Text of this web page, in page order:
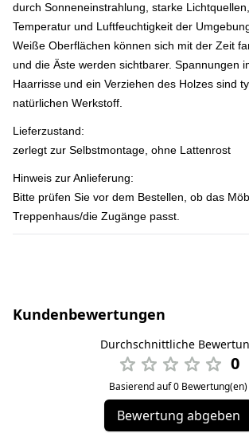
durch Sonneneinstrahlung, starke
Temperatur und Luftfeuchtigkeit der
Weiße Oberflächen können sich mit der Zeit
und die Äste werden sichtbarer. Spannungen
Haarrisseund ein Verziehen des Holzes sind
natürlichen Werkstoff.
Lieferzustand:
zerlegt zur Selbstmontage, ohne Lattenrost
Hinweis zur Anlieferung:
Bitte prüfen Sie vor dem Bestellen, ob das
Treppenhaus/die Zugänge passt.
Kundenbewertungen
Durchschnittliche
0
Basierend auf 0 Bewertung(en)
Bewertung abgeben